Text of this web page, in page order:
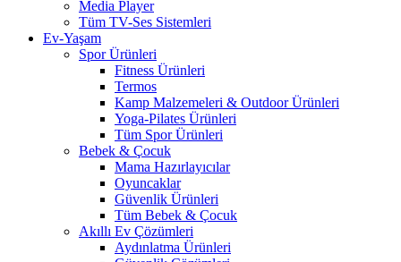
Media Player
Tüm TV-Ses Sistemleri
Ev-Yaşam
Spor Ürünleri
Fitness Ürünleri
Termos
Kamp Malzemeleri & Outdoor Ürünleri
Yoga-Pilates Ürünleri
Tüm Spor Ürünleri
Bebek & Çocuk
Mama Hazırlayıcılar
Oyuncaklar
Güvenlik Ürünleri
Tüm Bebek & Çocuk
Akıllı Ev Çözümleri
Aydınlatma Ürünleri